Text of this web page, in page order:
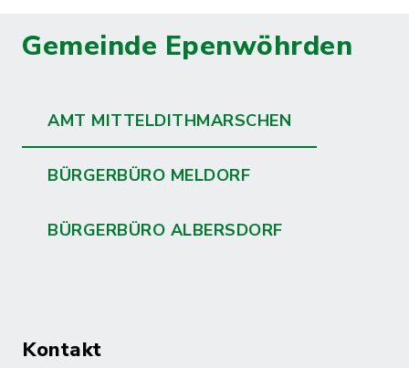
Gemeinde Epenwöhrden
AMT MITTELDITHMARSCHEN
BÜRGERBÜRO MELDORF
BÜRGERBÜRO ALBERSDORF
Kontakt